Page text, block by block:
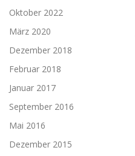
Oktober 2022
März 2020
Dezember 2018
Februar 2018
Januar 2017
September 2016
Mai 2016
Dezember 2015